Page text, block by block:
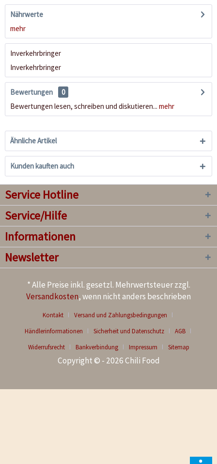
Nährwerte
mehr
Inverkehrbringer
Inverkehrbringer
Bewertungen
0
Bewertungen lesen, schreiben und diskutieren... mehr
Ähnliche Artikel
Kunden kauften auch
Service Hotline
Service/Hilfe
Informationen
Newsletter
* Alle Preise inkl. gesetzl. Mehrwertsteuer zzgl.
Versandkosten, wenn nicht anders beschrieben
Kontakt
Versand und Zahlungsbedingungen
Händlerinformationen
Sicherheit und Datenschutz
AGB
Widerrufsrecht
Bankverbindung Impressum Sitemap
Copyright © - 2026 Chili Food